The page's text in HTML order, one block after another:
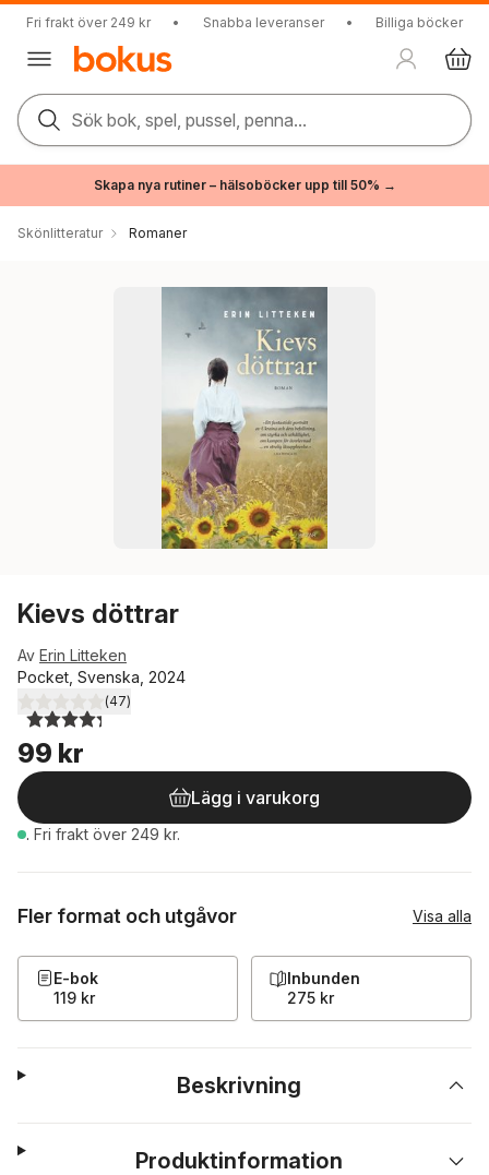
Fri frakt över 249 kr • Snabba leveranser • Billiga böcker
Sök bok, spel, pussel, penna...
Skapa nya rutiner – hälsoböcker upp till 50% →
Skönlitteratur Romaner
Kievs döttrar
Av Erin Litteken
Pocket, Svenska, 2024
4,3utav 5 stjärnor. Totalt antal röster:
(47)
99 kr
Lägg i varukorg
. Fri frakt över 249 kr.
Fler format och utgåvor Visa alla
E-bok
119 kr
Inbunden
275 kr
Beskrivning
Produktinformation